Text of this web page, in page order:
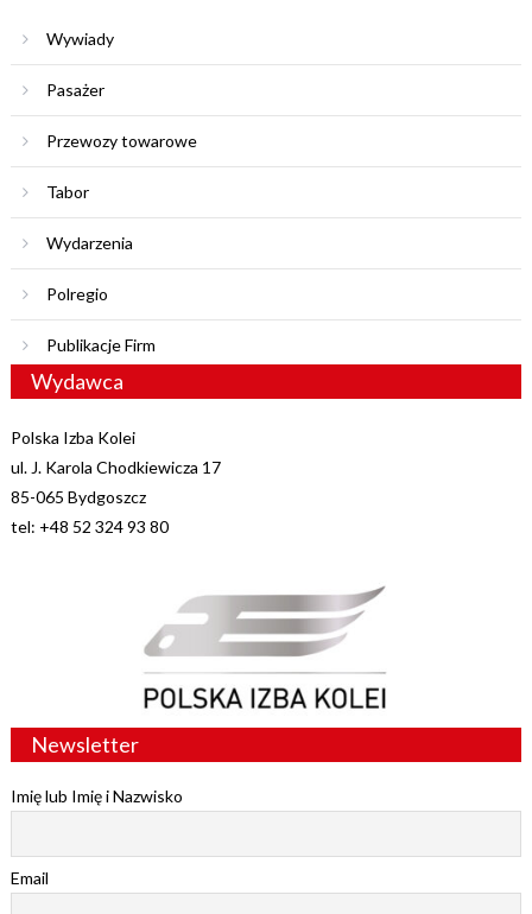
Wywiady
Pasażer
Przewozy towarowe
Tabor
Wydarzenia
Polregio
Publikacje Firm
Wydawca
Polska Izba Kolei
ul. J. Karola Chodkiewicza 17
85-065 Bydgoszcz
tel: +48 52 324 93 80
Newsletter
Imię lub Imię i Nazwisko
Email